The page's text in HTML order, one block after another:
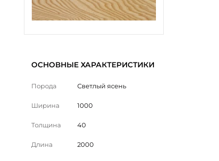
ОСНОВНЫЕ ХАРАКТЕРИСТИКИ
Порода Светлый ясень
Ширина 1000
Толщина 40
Длина 2000